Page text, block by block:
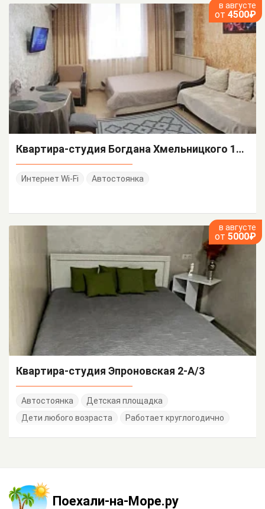
в августе
от 4500₽
Квартира-студия Богдана Хмельницкого 14/А
Интернет Wi-Fi Автостоянка
в августе
от 5000₽
Квартира-студия Эпроновская 2-А/3
Автостоянка
Детская площадка
Дети любого возраста
Работает круглогодично
Поехали-на-Море.ру